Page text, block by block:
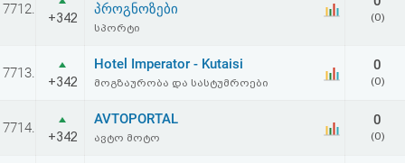
7712.
+342
პროგნოზები
სპორტი
(0)
7713.
+342
Hotel Imperator - Kutaisi
მოგზაურობა და სასტუმროები
0
(0)
7714.
+342
AVTOPORTAL
ავტო მოტო
0
(0)